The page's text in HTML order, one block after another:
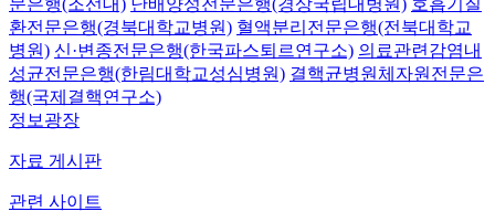
환전문은행(경북대학교병원) 혈액분리전문은행(전북대학교
병원) 신·변종전문은행(한국파스퇴르연구소) 의료관련감염내
성균전문은행(한림대학교성심병원) 결핵균병원체자원전문은
행(국제결핵연구소)
정보광장
자료 게시판
관련 사이트